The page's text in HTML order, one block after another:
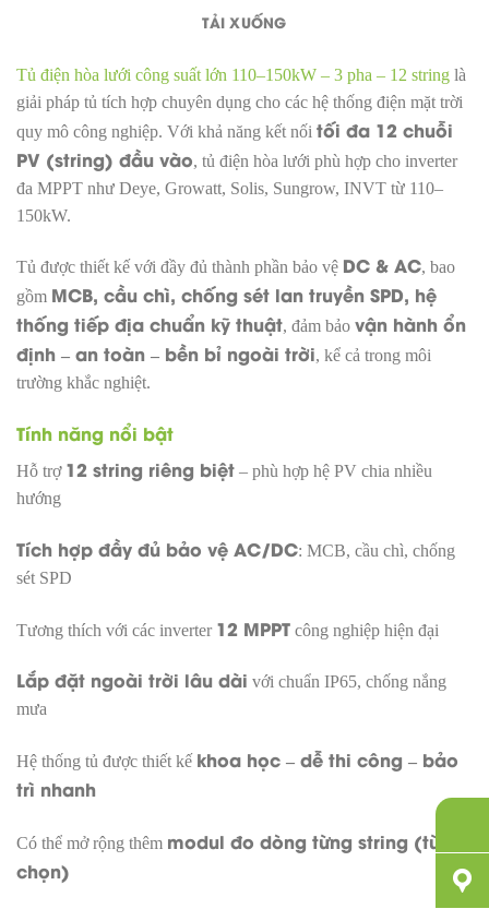
TẢI XUỐNG
Tủ điện hòa lưới công suất lớn 110–150kW – 3 pha – 12 string là
giải pháp tủ tích hợp chuyên dụng cho các hệ thống điện mặt trời
quy mô công nghiệp. Với khả năng kết nối tối đa 12 chuỗi
PV (string) đầu vào, tủ điện hòa lưới phù hợp cho inverter
đa MPPT như Deye, Growatt, Solis, Sungrow, INVT từ 110–
150kW.
Tủ được thiết kế với đầy đủ thành phần bảo vệ DC & AC, bao
gồm MCB, cầu chì, chống sét lan truyền SPD, hệ
thống tiếp địa chuẩn kỹ thuật, đảm bảo vận hành ổn
định – an toàn – bền bỉ ngoài trời, kể cả trong môi
trường khắc nghiệt.
Tính năng nổi bật
Hỗ trợ 12 string riêng biệt – phù hợp hệ PV chia nhiều
hướng
Tích hợp đầy đủ bảo vệ AC/DC: MCB, cầu chì, chống
sét SPD
Tương thích với các inverter 12 MPPT công nghiệp hiện đại
Lắp đặt ngoài trời lâu dài với chuẩn IP65, chống nắng
mưa
Hệ thống tủ được thiết kế khoa học – dễ thi công – bảo
trì nhanh
Có thể mở rộng thêm modul đo dòng từng string (tùy
chọn)